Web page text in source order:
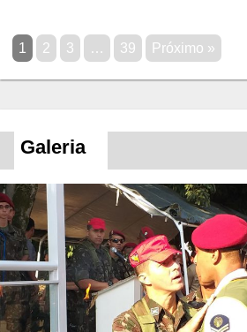
1 2 3 … 39 Próximo »
Galeria